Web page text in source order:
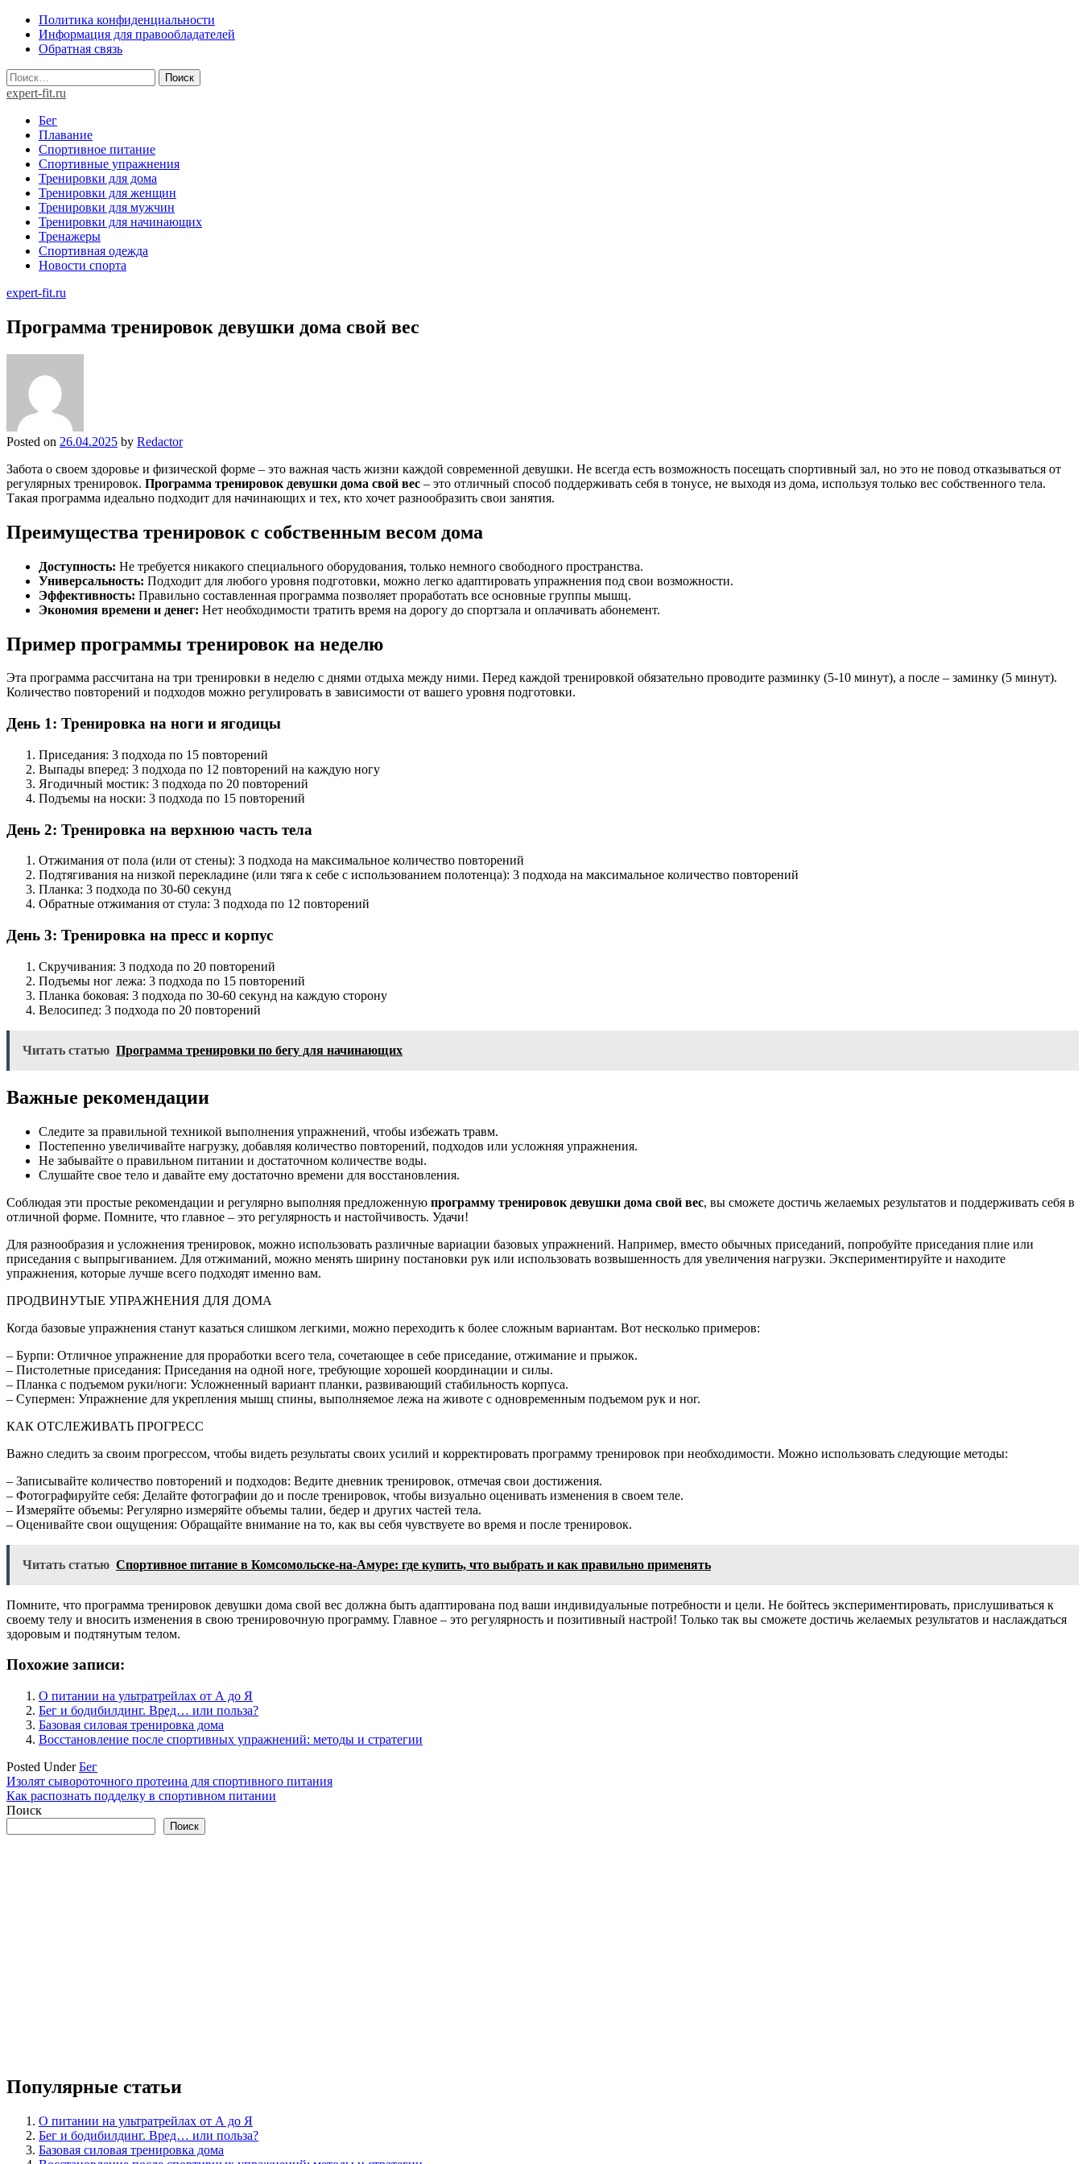
Skip
content
Политика конфиденциальности
Информация для правообладателей
Обратная связь
Найти:
expert-fit.ru
Бег
Плавание
Спортивное питание
Спортивные упражнения
Тренировки для дома
Тренировки для женщин
Тренировки для мужчин
Тренировки для начинающих
Тренажеры
Спортивная одежда
Новости спорта
expert-fit.ru
Программа тренировок девушки дома свой вес
Posted on 26.04.2025 by Redactor
Забота о своем здоровье и физической форме – это важная часть жизни каждой современной девушки. Не всегда есть возможность посещать спортивный зал, но это не повод отказываться от
регулярных тренировок. Программа тренировок девушки дома свой вес – это отличный способ поддерживать себя в тонусе, не выходя из дома, используя только вес собственного тела.
Такая программа идеально подходит для начинающих и тех, кто хочет разнообразить свои занятия.
Преимущества тренировок с собственным весом дома
Доступность: Не требуется никакого специального оборудования, только немного свободного пространства.
Универсальность: Подходит для любого уровня подготовки, можно легко адаптировать упражнения под свои возможности.
Эффективность: Правильно составленная программа позволяет проработать все основные группы мышц.
Экономия времени и денег: Нет необходимости тратить время на дорогу до спортзала и оплачивать абонемент.
Пример программы тренировок на неделю
Эта программа рассчитана на три тренировки в неделю с днями отдыха между ними. Перед каждой тренировкой обязательно проводите разминку (5-10 минут), а после – заминку (5 минут).
Количество повторений и подходов можно регулировать в зависимости от вашего уровня подготовки.
День 1: Тренировка на ноги и ягодицы
Приседания: 3 подхода по 15 повторений
Выпады вперед: 3 подхода по 12 повторений на каждую ногу
Ягодичный мостик: 3 подхода по 20 повторений
Подъемы на носки: 3 подхода по 15 повторений
День 2: Тренировка на верхнюю часть тела
Отжимания от пола (или от стены): 3 подхода на максимальное количество повторений
Подтягивания на низкой перекладине (или тяга к себе с использованием полотенца): 3 подхода на максимальное количество повторений
Планка: 3 подхода по 30-60 секунд
Обратные отжимания от стула: 3 подхода по 12 повторений
День 3: Тренировка на пресс и корпус
Скручивания: 3 подхода по 20 повторений
Подъемы ног лежа: 3 подхода по 15 повторений
Планка боковая: 3 подхода по 30-60 секунд на каждую сторону
Велосипед: 3 подхода по 20 повторений
Читать статью Программа тренировки по бегу для начинающих
Важные рекомендации
Следите за правильной техникой выполнения упражнений, чтобы избежать травм.
Постепенно увеличивайте нагрузку, добавляя количество повторений, подходов или усложняя упражнения.
Не забывайте о правильном питании и достаточном количестве воды.
Слушайте свое тело и давайте ему достаточно времени для восстановления.
Соблюдая эти простые рекомендации и регулярно выполняя предложенную программу тренировок девушки дома свой вес, вы сможете достичь желаемых результатов и поддерживать себя в
отличной форме. Помните, что главное – это регулярность и настойчивость. Удачи!
Для разнообразия и усложнения тренировок, можно использовать различные вариации базовых упражнений. Например, вместо обычных приседаний, попробуйте приседания плие или
приседания с выпрыгиванием. Для отжиманий, можно менять ширину постановки рук или использовать возвышенность для увеличения нагрузки. Экспериментируйте и находите
упражнения, которые лучше всего подходят именно вам.
ПРОДВИНУТЫЕ УПРАЖНЕНИЯ ДЛЯ ДОМА
Когда базовые упражнения станут казаться слишком легкими, можно переходить к более сложным вариантам. Вот несколько примеров:
– Бурпи: Отличное упражнение для проработки всего тела, сочетающее в себе приседание, отжимание и прыжок.
– Пистолетные приседания: Приседания на одной ноге, требующие хорошей координации и силы.
– Планка с подъемом руки/ноги: Усложненный вариант планки, развивающий стабильность корпуса.
– Супермен: Упражнение для укрепления мышц спины, выполняемое лежа на животе с одновременным подъемом рук и ног.
КАК ОТСЛЕЖИВАТЬ ПРОГРЕСС
Важно следить за своим прогрессом, чтобы видеть результаты своих усилий и корректировать программу тренировок при необходимости. Можно использовать следующие методы:
– Записывайте количество повторений и подходов: Ведите дневник тренировок, отмечая свои достижения.
– Фотографируйте себя: Делайте фотографии до и после тренировок, чтобы визуально оценивать изменения в своем теле.
– Измеряйте объемы: Регулярно измеряйте объемы талии, бедер и других частей тела.
– Оценивайте свои ощущения: Обращайте внимание на то, как вы себя чувствуете во время и после тренировок.
Читать статью Спортивное питание в Комсомольске-на-Амуре: где купить, что выбрать и как правильно применять
Помните, что программа тренировок девушки дома свой вес должна быть адаптирована под ваши индивидуальные потребности и цели. Не бойтесь экспериментировать, прислушиваться к
своему телу и вносить изменения в свою тренировочную программу. Главное – это регулярность и позитивный настрой! Только так вы сможете достичь желаемых результатов и наслаждаться
здоровым и подтянутым телом.
Похожие записи:
О питании на ультратрейлах от А до Я
Бег и бодибилдинг. Вред… или польза?
Базовая силовая тренировка дома
Восстановление после спортивных упражнений: методы и стратегии
Posted UnderБег
Навигация
по
Изолят сывороточного протеина для спортивного питания
Как распознать подделку в спортивном питании
Поиск
Поиск
Популярные статьи
О питании на ультратрейлах от А до Я
Бег и бодибилдинг. Вред… или польза?
Базовая силовая тренировка дома